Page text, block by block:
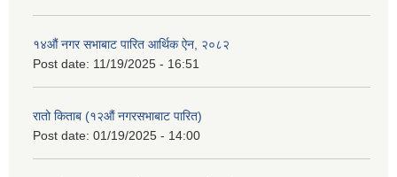
१४औं नगर सभाबाट पारित आर्थिक ऐन, २०८२
Post date: 11/19/2025 - 16:51
रातो किताब (१२औं नगरसभाबाट पारित)
Post date: 01/19/2025 - 14:00